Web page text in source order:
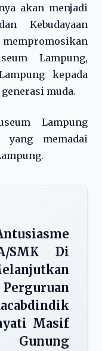
akan menjadi
Kebudayaan
Lampung,
kepada
muda.
Lampung
memadai
SMK Di
Masif